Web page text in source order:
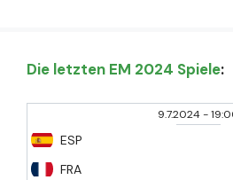
Die letzten EM 2024 Spiele:
9.7.2024-
ESP
FRA